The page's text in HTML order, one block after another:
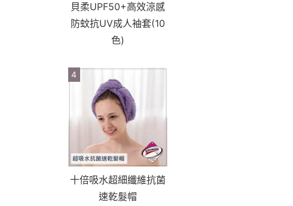
貝柔UPF50+高效涼感
防蚊抗UV成人袖套(10
色)
4
十倍吸水超細纖維抗菌
速乾髮帽